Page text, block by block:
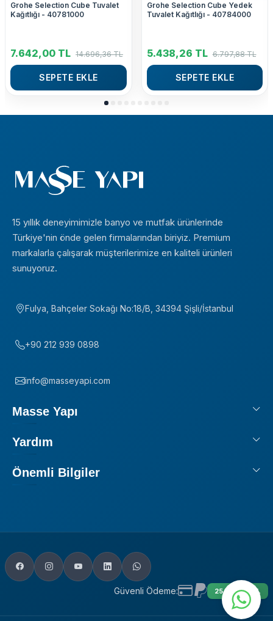
Grohe Selection Cube Tuvalet
Kağıtlığı - 40781000
7.642,00 TL 14.696,36TL
SEPETE EKLE
Grohe Selection Cube Yedek
Tuvalet Kağıtlığı - 40784000
5.438,26 TL 6.797,88TL
SEPETE EKLE
15 yıllık deneyimimizle banyo ve mutfak ürünlerinde
Türkiye'nin önde gelen firmalarından biriyiz. Premium
markalarla çalışarak müşterilerimize en kaliteli ürünleri
sunuyoruz.
Fulya, Bahçeler Sokağı No:18/B, 34394 Şişli/İstanbul
+90 212 939 0898
info@masseyapi.com
Masse Yapı
Yardım
Önemli Bilgiler
Güvenli Ödeme: 256 BIT SSL